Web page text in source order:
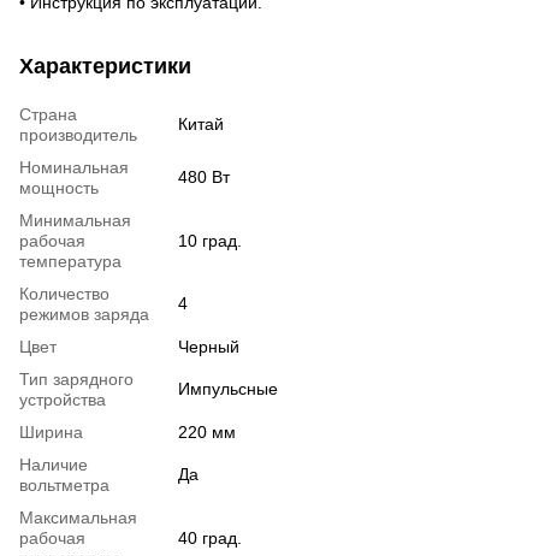
Характеристики
Страна
производитель
Китай
Номинальная
мощность
480 Вт
Минимальная
рабочая
температура
10 град.
Количество
режимов заряда
4
Цвет
Черный
Тип зарядного
устройства
Импульсные
Ширина
220 мм
Наличие
вольтметра
Да
Максимальная
рабочая
40 град.